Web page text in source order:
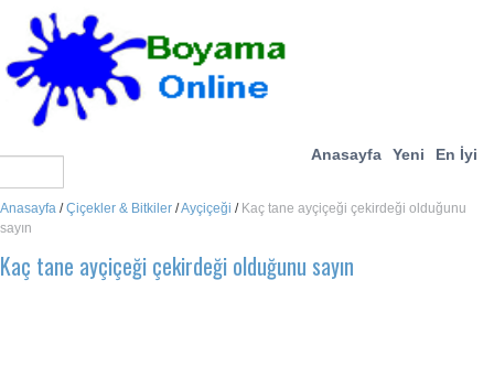
Anasayfa Yeni En İyi
Anasayfa /Çiçekler & Bitkiler /Ayçiçeği / Kaç tane ayçiçeği çekirdeği olduğunu
sayın
Kaç tane ayçiçeği çekirdeği olduğunu sayın